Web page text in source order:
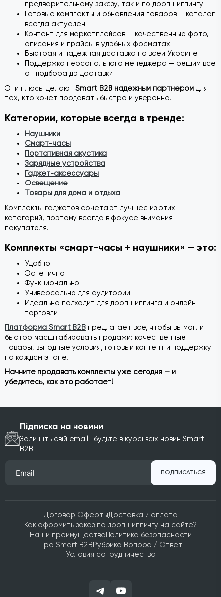
предварительному заказу, так и по дропшиппингу
Готовые комплекты и обновления товаров — каталог
всегда актуален
Контент для маркетплейсов — качественные фото,
описания и прайсы в удобных форматах
Быстрая и надежная доставка по всей Украине
Поддержка персонального менеджера — решим все
от подбора до доставки
Эти плюсы делают Smart B2B надежным партнером для
тех, кто хочет продавать быстро и уверенно.
Категории, которые всегда в тренде:
Наушники
Смарт-часы
Портативная акустика
Зарядные устройства
Гаджет-аксессуары
Освещение
Товары для дома и отдыха
Комплекты гаджетов сочетают лучшее из этих
категорий, поэтому всегда в фокусе внимания
покупателя.
Комплекты «смарт-часы + наушники» — это:
Удобно
Эстетично
Функционально
Универсально для аудитории
Идеально подходит для дропшиппинга и онлайн-
торговли
Платформа Smart B2B предлагает все, чтобы вы могли
быстро масштабировать продажи: качественные
товары, выгодные условия, готовый контент и поддержку
на каждом этапе.
Начните продавать комплекты уже сегодня — и
убедитесь, как это работает!
Підписка на новини
Залишіть свій email і будьте в курсі всіх новин Smart
B2B
ПОДПИСАТЬСЯ
Договор ОфертыДоставка и оплата
Как оформить заказ по дропшиппингу на сайте?
Наши преимущества Политика безопасности
Про Smart B2B Рубрика Вопрос / Ответ
Условия сотрудничества